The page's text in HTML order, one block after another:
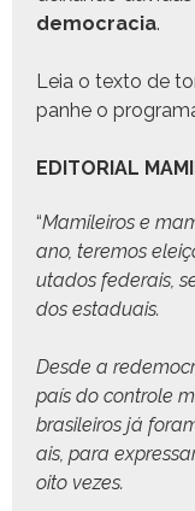
democ­ra­cia.
Leia o tex­to de
pan­he o
EDITORIAL
“Mamileiros e
ano, ter­e­mos
uta­dos fed­erais,
dos estaduais.
Des­de a
país do con­t­role
brasileiros já
ais, para
oito vezes.